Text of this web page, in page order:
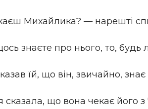
Михайлика? — нарешті
знаєте про нього, то, будь
їй, що він, звичайно,
сказала, що вона чекає його